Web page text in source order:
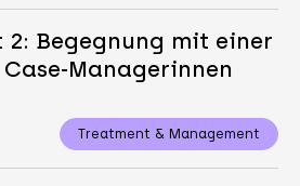
2: Begegnung mit einer
Managerinnen
Treatment & Management